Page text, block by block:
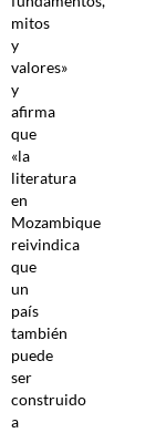
mitos
y
valores»
y
afirma
que
«la
literatura
en
Mozambique
reivindica
que
un
país
también
puede
ser
construido
a